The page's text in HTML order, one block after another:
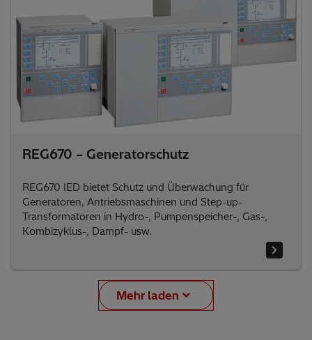
REG670 – Generatorschutz
REG670 IED bietet Schutz und Überwachung für
Generatoren, Antriebsmaschinen und Step-up-
Transformatoren in Hydro-, Pumpenspeicher-, Gas-,
Kombizyklus-, Dampf- usw.
Mehr laden